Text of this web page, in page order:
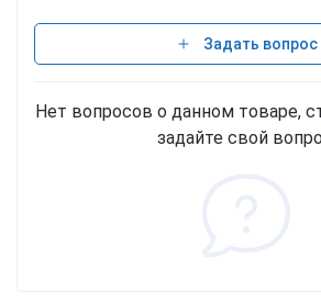
Задать вопрос
Нет вопросов о данном товаре,
задайте свой